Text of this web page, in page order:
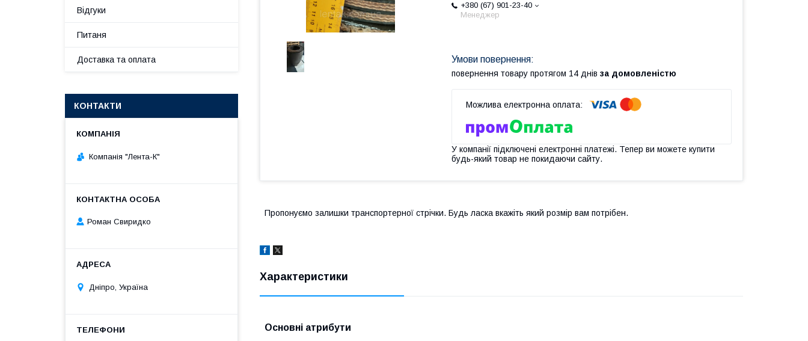
+380 (67) 901-23-40
Менеджер
повернення товару протягом 14 днів за домовленістю
У компанії підключені електронні платежі. Тепер ви можете купити
будь-який товар не покидаючи сайту.
Пропонуємо залишки транспортерної стрічки. Будь ласка вкажіть який розмір вам потрібен.
Характеристики
Основні атрибути
Відгуки
Питаня
Доставка та оплата
КОНТАКТИ
Компанія "Лента-К"
Роман Свиридко
Дніпро, Україна